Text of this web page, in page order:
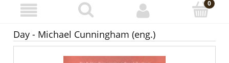
Day - Michael Cunningham (eng.)